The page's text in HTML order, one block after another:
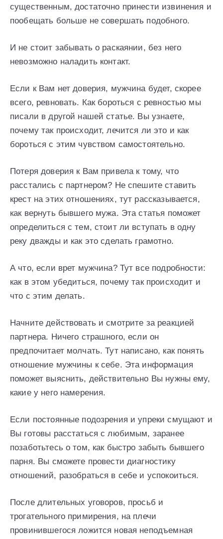
существенным, достаточно принести извинения и
пообещать больше не совершать подобного.
И не стоит забывать о раскаянии, без него
невозможно наладить контакт.
Если к Вам нет доверия, мужчина будет, скорее
всего, ревновать. Как бороться с ревностью мы
писали в другой нашей статье. Вы узнаете,
почему так происходит, лечится ли это и как
бороться с этим чувством самостоятельно.
Потеря доверия к Вам привела к тому, что
расстались с партнером? Не спешите ставить
крест на этих отношениях, тут рассказывается,
как вернуть бывшего мужа. Эта статья поможет
определиться с тем, стоит ли вступать в одну
реку дважды и как это сделать грамотно.
А что, если врет мужчина? Тут все подробности:
как в этом убедиться, почему так происходит и
что с этим делать.
Начните действовать и смотрите за реакцией
партнера. Ничего страшного, если он
предпочитает молчать. Тут написано, как понять
отношение мужчины к себе. Эта информация
поможет выяснить, действительно Вы нужны ему,
какие у него намерения.
Если постоянные подозрения и упреки смущают и
Вы готовы расстаться с любимым, заранее
позаботьтесь о том, как быстро забыть бывшего
парня. Вы сможете провести диагностику
отношений, разобраться в себе и успокоиться.
После длительных уговоров, просьб и
трогательного примирения, на плечи
провинившегося ложится новая неподъемная